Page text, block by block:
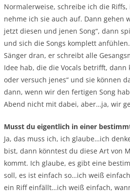
Normalerweise, schreibe ich die
nehme ich sie auch auf. Dann gehen
jetzt diesen und jenen Song“, dann
und sich die Songs komplett
Sänger dran, er schreibt alle
Idee hab, die die Vocals betrifft,
oder versuch jenes“ und sie können
dann, wenn wir den fertigen Song
Abend nicht mit dabei, aber…ja, wir
Musst du eigentlich in einer
Ja, das muss ich, ich glaube…ich
bist, dann könntest du diese Art von
kommt. Ich glaube, es gibt eine
soll, es ist einfach so…ich weiß
ein Riff einfällt…ich weiß einfach,